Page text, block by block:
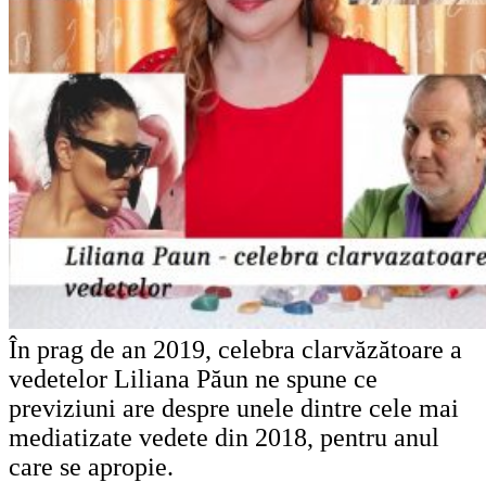
În prag de an 2019, celebra clarvăzătoare a
vedetelor Liliana Păun ne spune ce
previziuni are despre unele dintre cele mai
mediatizate vedete din 2018, pentru anul
care se apropie.